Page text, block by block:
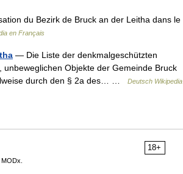
du Bezirk de Bruck an der Leitha dans le
en Français
— Die Liste der denkmalgeschützten
Objekte der Gemeinde Bruck
durch den § 2a des… …
Deutsch Wikipedia
18+